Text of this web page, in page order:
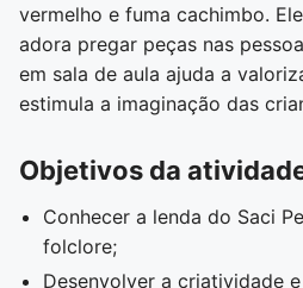
vermelho e fuma cachimbo.
adora pregar peças nas
em sala de aula ajuda a
estimula a imaginação das
Objetivos da
Conhecer a lenda do Saci
folclore;
Desenvolver a criatividade